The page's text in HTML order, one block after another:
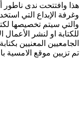
هذا وافتتحت ندى ناطور
وغرفة الإبداع التي
والتي سيتم تخصيصها
للكتابة او لنشر
الجامعيين المعنيين
تم تزيين موقع الامسية